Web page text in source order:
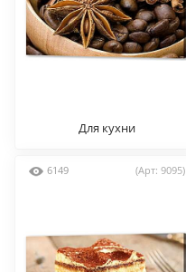
Для кухни
6149 (Арт: 9095)